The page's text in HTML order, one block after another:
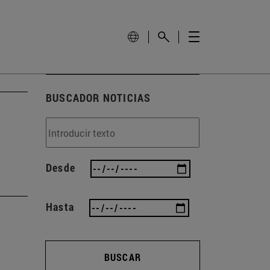
BUSCADOR NOTICIAS
Desde
Hasta
BUSCAR